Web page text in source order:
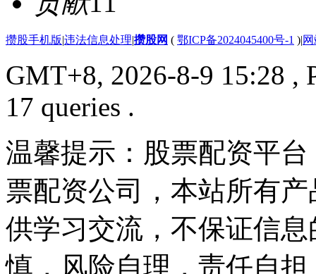
攒股手机版|违法信息处理|攒股网 ( 鄂ICP备2024045400号-1 )|
GMT+8, 2026-8-9 15:28 ,
17 queries .
温馨提示：股票配资平
票配资公司，本站所有
供学习交流，不保证信
慎，风险自理，责任自